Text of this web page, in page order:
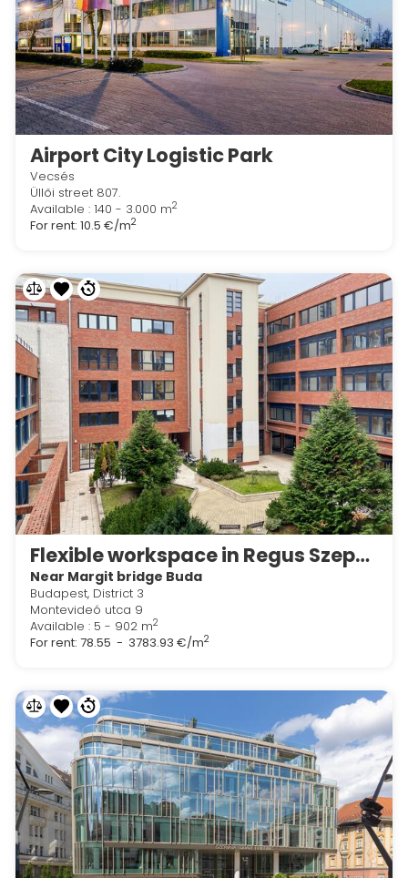
Airport City Logistic Park
Vecsés
Üllői street 807.
Available : 140 - 3.000 m2
For rent: 10.5 €/m2
Flexible workspace in Regus Szepvölgyi Office Park
Near Margit bridge Buda
Budapest, District 3
Montevideó utca 9
Available : 5 - 902 m2
For rent: 78.55 - 3783.93 €/m2